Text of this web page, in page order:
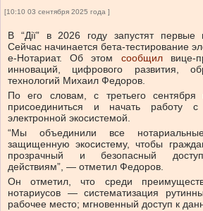
[10:10 03 сентября 2025 года ]
В “Дії” в 2026 году запустят первые
Сейчас начинается бета-тестирование
е-Нотариат.
Об этом сообщил
вице-
инноваций, цифрового развития,
технологий Михаил Федоров.
По его словам, с третьего сентября
присоединиться и начать работу
электронной экосистемой.
“Мы объединили все
защищенную экосистему, чтобы
прозрачный и безопасный
действиям”, — отметил Федоров.
Он отметил, что среди
нотариусов — систематизация
рабочее место; мгновенный доступ к